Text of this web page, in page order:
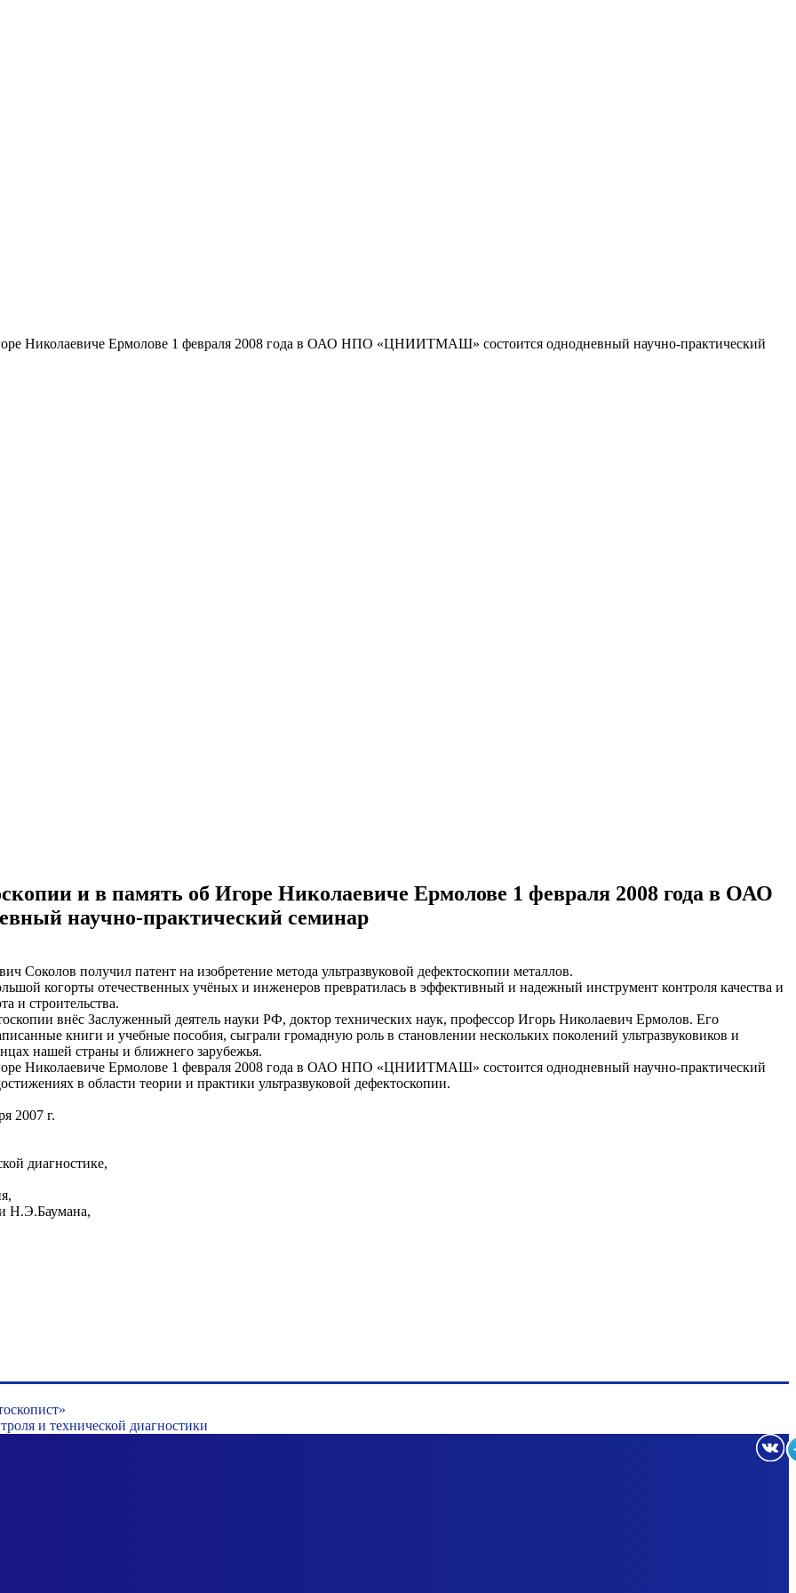
Николаевиче Ермолове 1 февраля 2008 года в ОАО НПО «ЦНИИТМАШ» состоится однодневный научно-практический
и в память об Игоре Николаевиче Ермолове 1 февраля 2008 года в ОАО
научно-практический семинар
Соколов получил патент на изобретение метода ультразвуковой дефектоскопии металлов.
когорты отечественных учёных и инженеров превратилась в эффективный и надежный инструмент контроля качества и
и строительства.
внёс Заслуженный деятель науки РФ, доктор технических наук, профессор Игорь Николаевич Ермолов. Его
книги и учебные пособия, сыграли громадную роль в становлении нескольких поколений ультразвуковиков и
нашей страны и ближнего зарубежья.
Николаевиче Ермолове 1 февраля 2008 года в ОАО НПО «ЦНИИТМАШ» состоится однодневный научно-практический
в области теории и практики ультразвуковой дефектоскопии.
2007 г.
диагностике,
Н.Э.Баумана,
и технической диагностики